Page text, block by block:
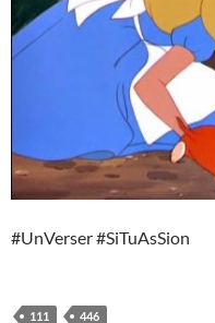
#UnVerser #SiTuAsSion
111 446